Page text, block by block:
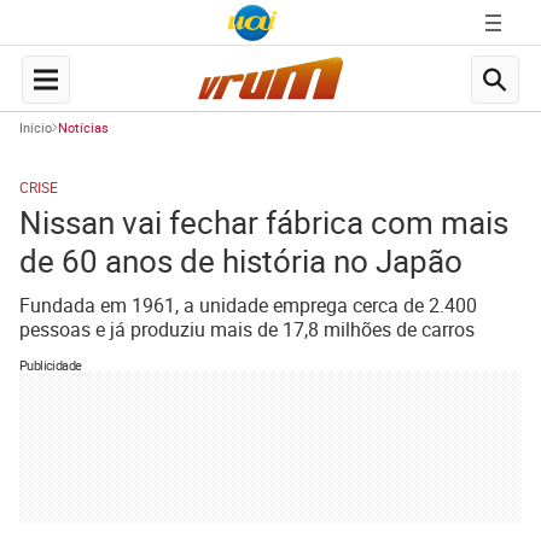
Início Notícias
CRISE
Nissan vai fechar fábrica com mais
de 60 anos de história no Japão
Fundada em 1961, a unidade emprega cerca de 2.400
pessoas e já produziu mais de 17,8 milhões de carros
Publicidade